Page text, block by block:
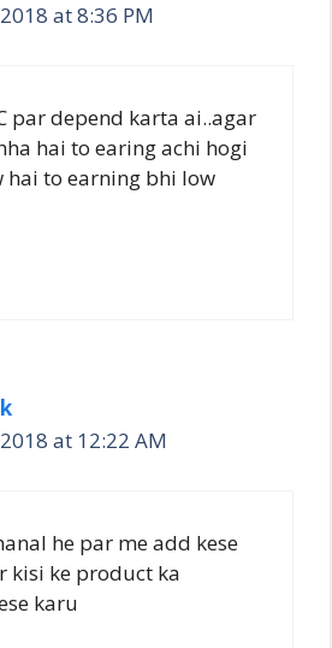
at 8:36 PM
par depend karta ai..agar
hai to earing achi hogi
hai to earning bhi low
at 12:22 AM
he par me add kese
kisi ke product ka
karu